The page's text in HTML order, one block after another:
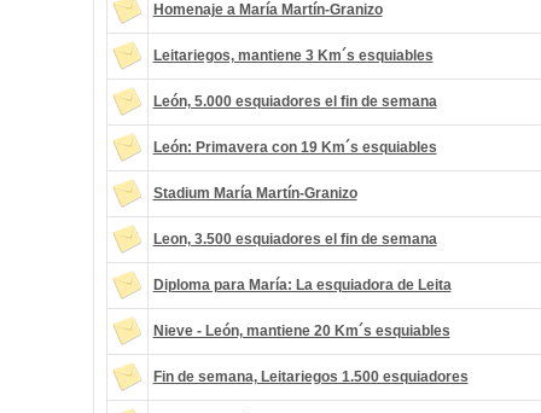
Homenaje a María Martín-Granizo
Leitariegos, mantiene 3 Km´s esquiables
León, 5.000 esquiadores el fin de semana
León: Primavera con 19 Km´s esquiables
Stadium María Martín-Granizo
Leon, 3.500 esquiadores el fin de semana
Diploma para María: La esquiadora de Leita
Nieve - León, mantiene 20 Km´s esquiables
Fin de semana, Leitariegos 1.500 esquiadores